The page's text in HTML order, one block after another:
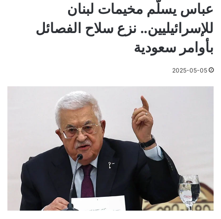
عباس يسلّم مخيمات لبنان
للإسرائيليين.. نزع سلاح الفصائل
بأوامر سعودية
2025-05-05